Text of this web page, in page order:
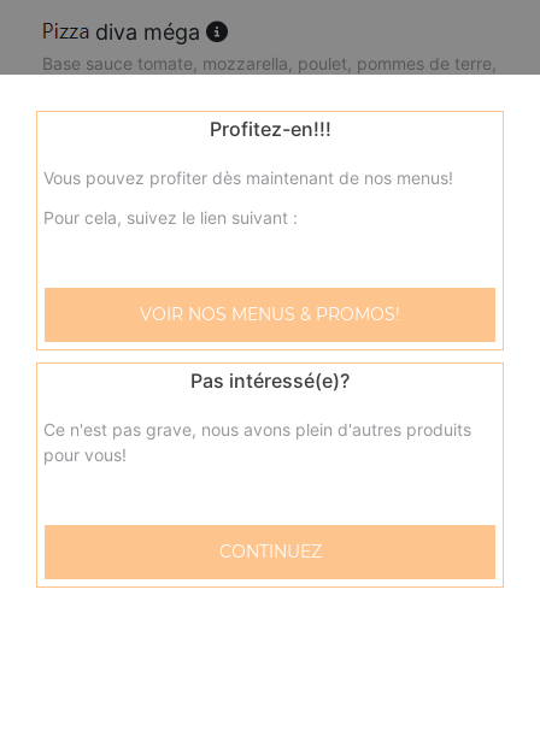
diva méga
Base sauce tomate, mozzarella, poulet, pommes de terre,
23.00€
neptune méga
23.00€
napolitaine méga
pacifico méga
Base sauce tomate, mozzarella, saumon fumé, oeufs de
lump, crème fraîche, citron
Profitez-en!!!
Vous pouvez profiter dès maintenant de nos menus!
Pour cela, suivez le lien suivant :
VOIR NOS MENUS & PROMOS!
Pas intéressé(e)?
Ce n'est pas grave, nous avons plein d'autres produits
pour vous!
CONTINUEZ